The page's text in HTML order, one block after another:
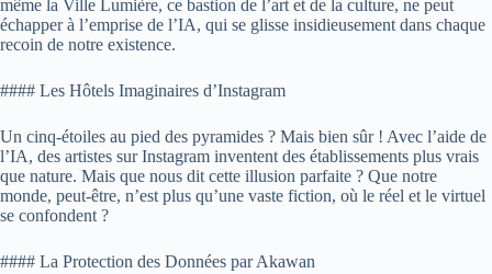
même la Ville Lumière, ce bastion de l’art et de la culture, ne peut
échapper à l’emprise de l’IA, qui se glisse insidieusement dans chaque
recoin de notre existence.
#### Les Hôtels Imaginaires d’Instagram
Un cinq-étoiles au pied des pyramides ? Mais bien sûr ! Avec l’aide de
l’IA, des artistes sur Instagram inventent des établissements plus vrais
que nature. Mais que nous dit cette illusion parfaite ? Que notre
monde, peut-être, n’est plus qu’une vaste fiction, où le réel et le virtuel
se confondent ?
#### La Protection des Données par Akawan